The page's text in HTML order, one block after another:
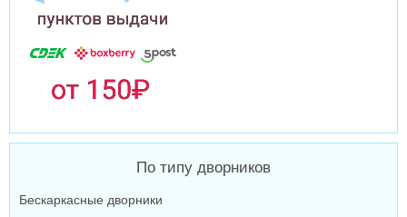
По типу дворников
Бескаркасные дворники